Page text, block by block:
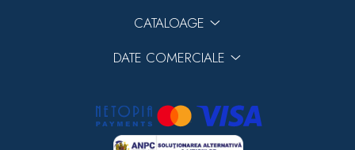
CATALOAGE
DATE COMERCIALE